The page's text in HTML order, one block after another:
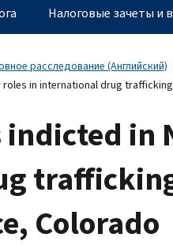
Налоговые зачеты и
расследование (Английский)
in international drug
in
Colorado